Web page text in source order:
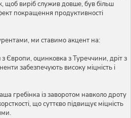
щоб виріб служив довше, був більш
покращення продуктивності
ми ставимо акцент на:
Європи, оцинковка з Туреччини, дріт з
забезпечують високу міцність і
гребінка із заворотом навколо дроту
що суттєво підвищує міцність